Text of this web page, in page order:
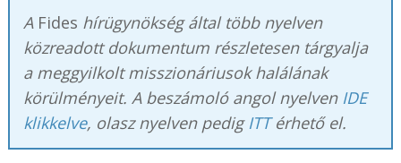
A Fides hírügynökség által több nyelven
közreadott dokumentum részletesen tárgyalja
a meggyilkolt misszionáriusok halálának
körülményeit. A beszámoló angol nyelven IDE
klikkelve, olasz nyelven pedig ITTérhető el.